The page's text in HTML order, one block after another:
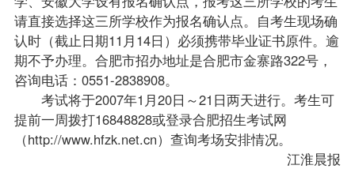
请直接选择这三所学校作为报名确认点。自考生现场确
认时（截止日期11月14日）必须携带毕业证书原件。逾
期不予办理。合肥市招办地址是合肥市金寨路322号，
咨询电话：0551-2838908。
考试将于2007年1月20日～21日两天进行。考生可
提前一周拨打16848828或登录合肥招生考试网
（http://www.hfzk.net.cn）查询考场安排情况。
江淮晨报